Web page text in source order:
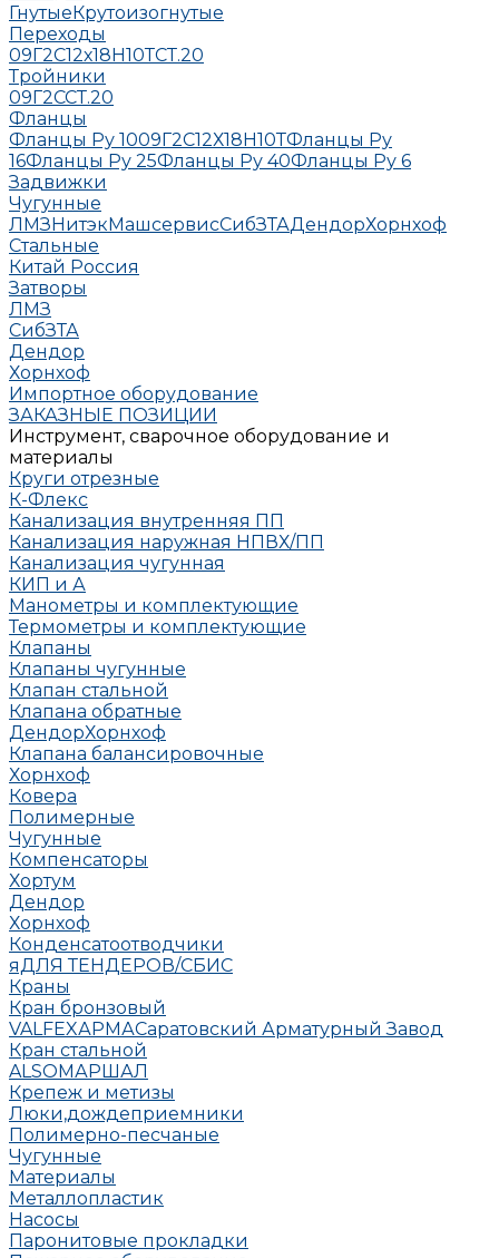
Гнутые Крутоизогнутые
Переходы
09Г2С12х18Н10ТСТ.20
Тройники
09Г2ССТ.20
Фланцы
Фланцы Ру 1009Г2С12Х18Н10ТФланцы Ру
16Фланцы Ру 25Фланцы Ру 40Фланцы Ру 6
Задвижки
Чугунные
ЛМЗ НитэкМашсервисСибЗТАДендорХорнхоф
Стальные
Китай Россия
Затворы
ЛМЗ
СибЗТА
Дендор
Хорнхоф
Импортное оборудование
ЗАКАЗНЫЕ ПОЗИЦИИ
Инструмент, сварочное оборудование и
материалы
Круги отрезные
К-Флекс
Канализация внутренняя ПП
Канализация наружная НПВХ/ПП
Канализация чугунная
КИП и А
Манометры и комплектующие
Термометры и комплектующие
Клапаны
Клапаны чугунные
Клапан стальной
Клапана обратные
ДендорХорнхоф
Клапана балансировочные
Хорнхоф
Ковера
Полимерные
Чугунные
Компенсаторы
Хортум
Дендор
Хорнхоф
Конденсатоотводчики
яДЛЯ ТЕНДЕРОВ/СБИС
Краны
Кран бронзовый
VALFEXАРМАСаратовский Арматурный Завод
Кран стальной
ALSO МАРШАЛ
Крепеж и метизы
Люки,дождеприемники
Полимерно-песчаные
Чугунные
Материалы
Металлопластик
Насосы
Паронитовые прокладки